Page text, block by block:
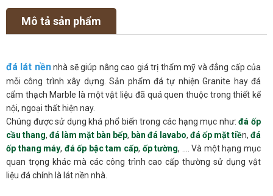
Mô tả sản phẩm
đá lát nềnnhà sẽ giúp nâng cao giá trị thẩm mỹ và đẳng cấp của
mỗi công trình xây dựng. Sản phẩm đá tự nhiện Granite hay đá
cẩm thạch Marble là một vật liệu đã quá quen thuộc trong thiết kế
nội, ngoại thất hiện nay.
Chúng được sử dụng khá phổ biến trong các hạng mục như:đá ốp
cầu thang, đá làm mặt bàn bếp, bàn đá lavabo, đá ốp mặt tiền, đá
ốp thang máy, đá ốp bậc tam cấp, ốp tường, …. Và một hạng mục
quan trọng khác mà các công trình cao cấp thường sử dụng vật
liệu đá chính là lát nền nhà.